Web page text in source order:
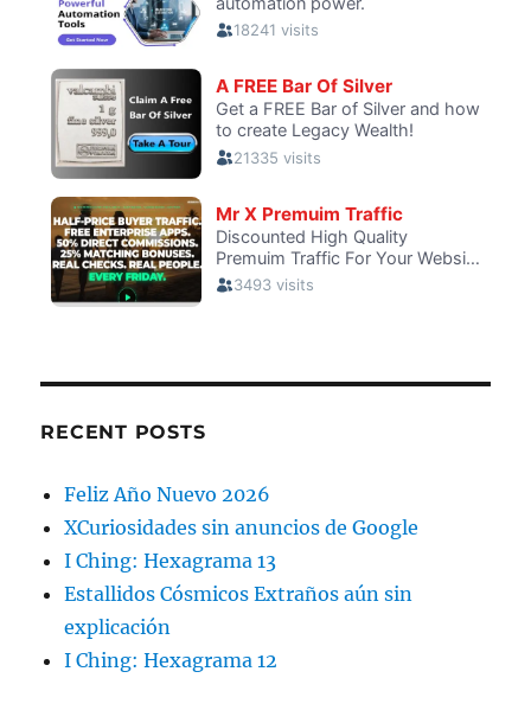
RECENT POSTS
Feliz Año Nuevo 2026
XCuriosidades sin anuncios de Google
I Ching: Hexagrama 13
Estallidos Cósmicos Extraños aún sin
explicación
I Ching: Hexagrama 12